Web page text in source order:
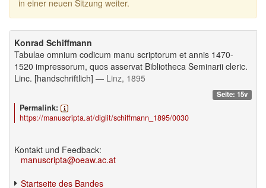
in einer neuen Sitzung weiter.
Konrad Schiffmann
Tabulae omnium codicum manu scriptorum et annis 1470-
1520 impressorum, quos asservat Bibliotheca Seminarii cleric.
Linc. [handschriftlich] — Linz, 1895
Seite: 15v
Permalink:
https://manuscripta.at/diglit/schiffmann_1895/0030
Kontakt und Feedback:
manuscripta@oeaw.ac.at
Startseite des Bandes